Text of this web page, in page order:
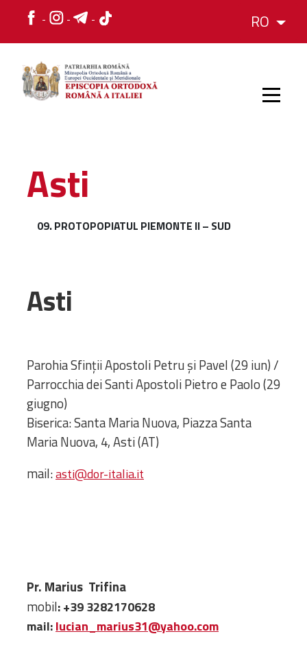
RO
ISTORIC
ORGANIZAREA
Mănăstiri,
biserici și
Diaconii
Centre și
Asociații
Statutele și legile
Scrisori pastorale
Bibliotecă
Asti
09. PROTOPOPIATUL PIEMONTE II – SUD
Asti
Parohia Sfinţii Apostoli Petru şi Pavel (29 iun) /
Parrocchia dei Santi Apostoli Pietro e Paolo (29
giugno)
Biserica: Santa Maria Nuova, Piazza Santa
Maria Nuova, 4, Asti (AT)
mail:asti@dor-italia.it
Pr. Marius Trifina
mobil: +39 3282170628
mail:lucian_marius31@yahoo.com